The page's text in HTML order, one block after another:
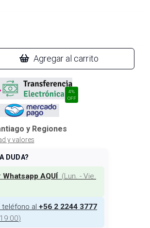
Agregar al carrito
4%
OFF
y Regiones
y valores
DUDA?
Whatsapp AQUÍ (Lun. - Vie.
al +56 2 2244 3777
)